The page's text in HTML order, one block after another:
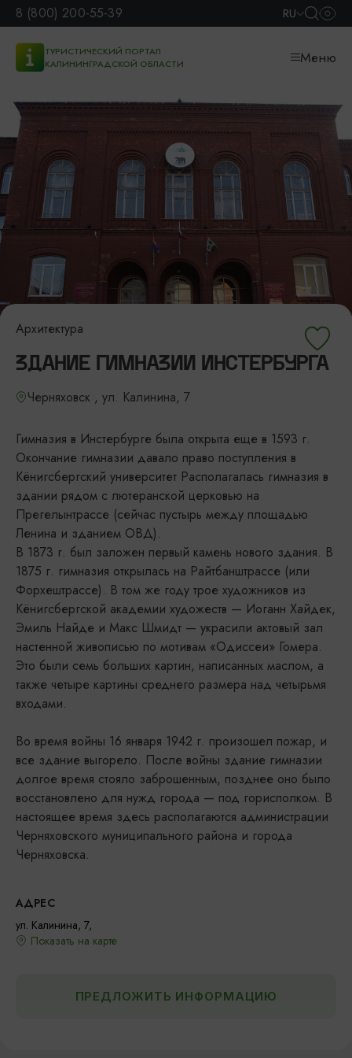
8 (800) 200-55-39 RU
ТУРИСТИЧЕСКИЙ ПОРТАЛ
КАЛИНИНГРАДСКОЙ ОБЛАСТИ
Меню
Архитектура
ЗДАНИЕ ГИМНАЗИИ ИНСТЕРБУРГА
Черняховск , ул. Калинина, 7
Гимназия в Инстербурге была открыта еще в 1593 г.
Окончание гимназии давало право поступления в
Кёнигсберг­ский университет Располагалась гимназия в
здании рядом с лютеранской церковью на
Прегелынтрассе (сейчас пустырь между площадью
Ленина и зданием ОВД).
В 1873 г. был заложен первый камень нового здания. В
1875 г. гимназия открылась на Райтбанштрассе (или
Форхештрассе). В том же году трое художников из
Кёнигсбергской академии художеств — Иоганн Хайдек,
Эмиль Найде и Макс Шмидт — украсили актовый зал
настенной живописью по мотивам «Одиссеи» Гомера.
Это были семь больших картин, написанных маслом, а
также четыре картины сред­него размера над четырьмя
входами.
Во время войны 16 января 1942 г. произо­шел пожар, и
все здание выгорело. После войны здание гимназии
долгое время стояло заброшенным, позднее оно было
восстановлено для нужд города — под горисполком. В
настоящее время здесь располагаются администрации
Черняхов­ского муниципального района и города
Черняховска.
АДРЕС
ул. Калинина, 7,
Показать на карте
ПРЕДЛОЖИТЬ ИНФОРМАЦИЮ